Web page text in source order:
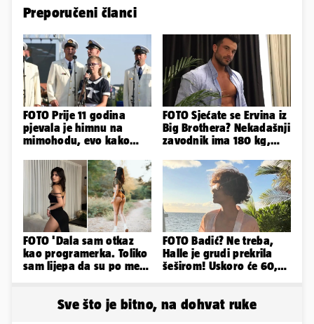
Preporučeni članci
FOTO Prije 11 godina
pjevala je himnu na
mimohodu, evo kako
Negovetić
FOTO Sjećate se Ervina iz
Big Brothera? Nekadašnji
zavodnik ima 180 kg,
FOTO 'Dala sam otkaz
kao programerka. Toliko
sam lijepa da su po meni
FOTO Badić? Ne treba,
Halle je grudi prekrila
šeširom! Uskoro će 60,
Sve što je bitno, na dohvat ruke